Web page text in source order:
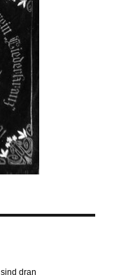
dran